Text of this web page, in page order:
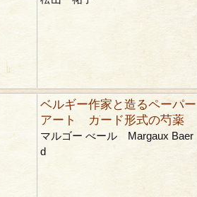
ベルギー作家と造るペーパー
アート カード形式の芍薬
マルゴー べール Margaux Baer
d